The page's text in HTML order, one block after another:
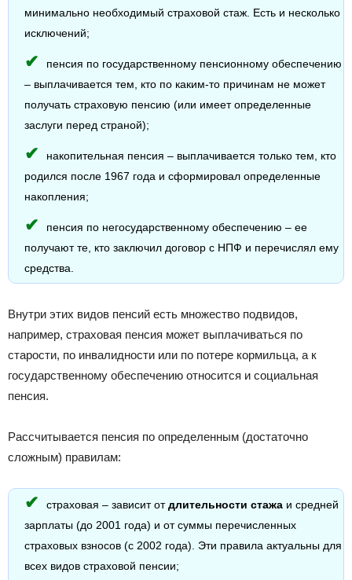
минимально необходимый страховой стаж. Есть и несколько
исключений;
пенсия по государственному пенсионному обеспечению
– выплачивается тем, кто по каким-то причинам не может
получать страховую пенсию (или имеет определенные
заслуги перед страной);
накопительная пенсия – выплачивается только тем, кто
родился после 1967 года и сформировал определенные
накопления;
пенсия по негосударственному обеспечению – ее
получают те, кто заключил договор с НПФ и перечислял ему
средства.
Внутри этих видов пенсий есть множество подвидов,
например, страховая пенсия может выплачиваться по
старости, по инвалидности или по потере кормильца, а к
государственному обеспечению относится и социальная
пенсия.
Рассчитывается пенсия по определенным (достаточно
сложным) правилам:
страховая – зависит от длительности стажа и средней
зарплаты (до 2001 года) и от суммы перечисленных
страховых взносов (с 2002 года). Эти правила актуальны для
всех видов страховой пенсии;